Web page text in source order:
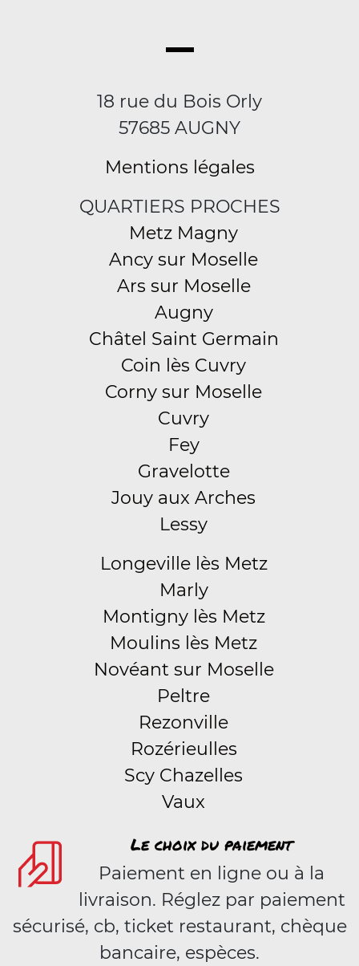
18 rue du Bois Orly
57685 AUGNY
Mentions légales
QUARTIERS PROCHES
Metz Magny
Ancy sur Moselle
Ars sur Moselle
Augny
Châtel Saint Germain
Coin lès Cuvry
Corny sur Moselle
Cuvry
Fey
Gravelotte
Jouy aux Arches
Lessy
Longeville lès Metz
Marly
Montigny lès Metz
Moulins lès Metz
Novéant sur Moselle
Peltre
Rezonville
Rozérieulles
Scy Chazelles
Vaux
Le choix du paiement
Paiement en ligne ou à la
livraison. Réglez par paiement
sécurisé, cb, ticket restaurant, chèque
bancaire, espèces.